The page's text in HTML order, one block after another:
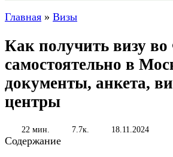
Главная » Визы
Как получить визу
самостоятельно в
документы, анкета,
центры
22 мин. 7.7к. 18.11.2024
Содержание